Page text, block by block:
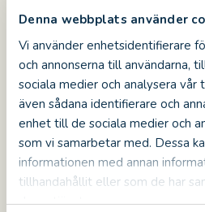
Denna webbplats använder
Vi använder enhetsidentifierare
och annonserna till användarna,
sociala medier och analysera vår
även sådana identifierare och
enhet till de sociala medier och
som vi samarbetar med. Dessa
informationen med annan
tillhandahållit eller som de har
deras tjänster.